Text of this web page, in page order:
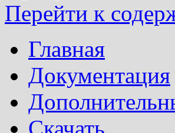
Перейти к
Главная
Документация